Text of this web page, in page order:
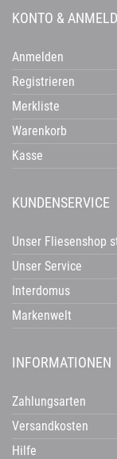
KONTO &
Anmelden
Registrieren
Merkliste
Warenkorb
Kasse
KUNDENSERVICE
Unser Fliesenshop
Unser Service
Interdomus
Markenwelt
INFORMATIONEN
Zahlungsarten
Versandkosten
Hilfe